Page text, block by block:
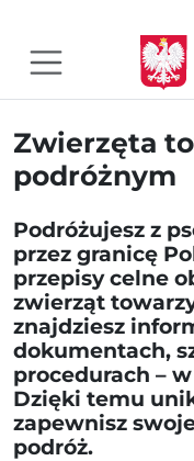
Zwierzęta
podróżnym
Podróżujesz z
przez granicę
przepisy celne
zwierząt
znajdziesz
dokumentach,
procedurach –
Dzięki temu
zapewnisz
podróż.